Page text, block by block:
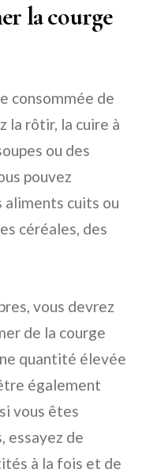
la courge
consommée de
la rôtir, la cuire à
ou des
pouvez
aliments cuits ou
céréales, des
vous devrez
de la courge
quantité élevée
également
vous êtes
essayez de
à la fois et de